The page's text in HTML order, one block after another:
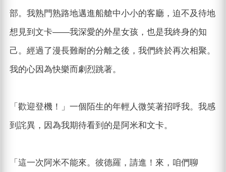
部。我熟門熟路地邁進船艙中小小的客廳，迫不及待地
想見到文卡——我深愛的外星女孩，也是我終身的知
己。經過了漫長難耐的分離之後，我們終於再次相聚。
我的心因為快樂而劇烈跳著。
「歡迎登機！」一個陌生的年輕人微笑著招呼我。我感
到詫異，因為我期待看到的是阿米和文卡。
「這一次阿米不能來。彼德羅，請進！來，咱們聊